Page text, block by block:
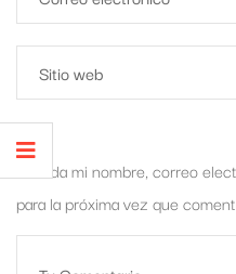
Guarda mi nombre, correo
para la próxima vez que